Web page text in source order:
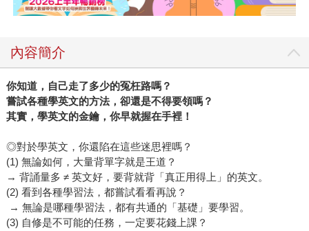
內容簡介
你知道，自己走了多少的冤枉路嗎？
嘗試各種學英文的方法，卻還是不得要領嗎？
其實，學英文的金鑰，你早就握在手裡！
◎對於學英文，你還陷在這些迷思裡嗎？
(1) 無論如何，大量背單字就是王道？
→ 背誦量多 ≠ 英文好，要背就背「真正用得上」的英文。
(2) 看到各種學習法，都嘗試看看再說？
→ 無論是哪種學習法，都有共通的「基礎」要學習。
(3) 自修是不可能的任務，一定要花錢上課？